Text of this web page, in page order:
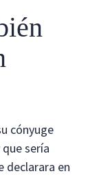
cónyuge
sería
declarara en